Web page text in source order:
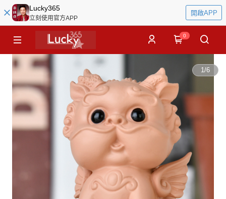
Lucky365
立刻使用官方APP
開啟APP
0
1/6